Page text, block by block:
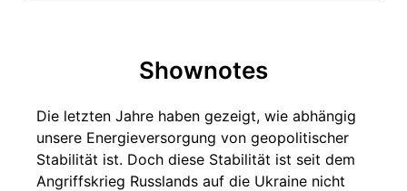
Shownotes
Die letzten Jahre haben gezeigt, wie abhängig
unsere Energieversorgung von geopolitischer
Stabilität ist. Doch diese Stabilität ist seit dem
Angriffskrieg Russlands auf die Ukraine nicht